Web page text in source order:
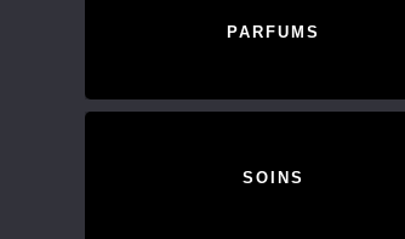
PARFUMS
SOINS